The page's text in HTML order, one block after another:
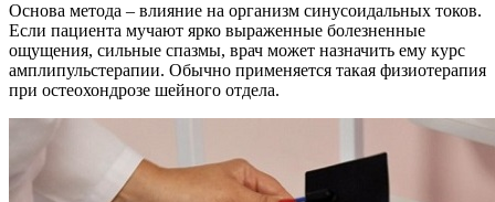
Основа метода – влияние на организм синусоидальных токов.
Если пациента мучают ярко выраженные болезненные
ощущения, сильные спазмы, врач может назначить ему курс
амплипульстерапии. Обычно применяется такая физиотерапия
при остеохондрозе шейного отдела.